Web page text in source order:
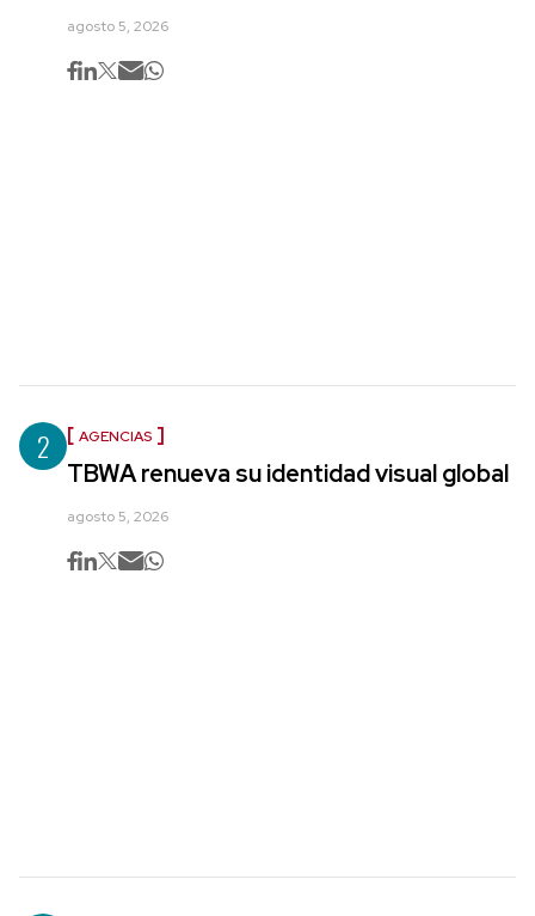
agosto 5, 2026
2 AGENCIAS
TBWA renueva su identidad visual global
agosto 5, 2026